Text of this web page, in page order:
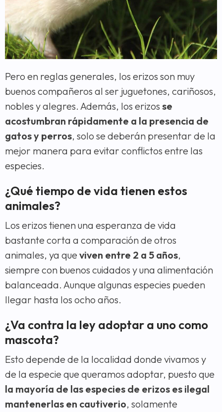
Pero en reglas generales, los erizos son muy
buenos compañeros al ser juguetones, cariñosos,
nobles y alegres. Además, los erizos se
acostumbran rápidamente a la presencia de
gatos y perros, solo se deberán presentar de la
mejor manera para evitar conflictos entre las
especies.
¿Qué tiempo de vida tienen estos
animales?
Los erizos tienen una esperanza de vida
bastante corta a comparación de otros
animales, ya que viven entre 2 a 5 años,
siempre con buenos cuidados y una alimentación
balanceada. Aunque algunas especies pueden
llegar hasta los ocho años.
¿Va contra la ley adoptar a uno como
mascota?
Esto depende de la localidad donde vivamos y
de la especie que queramos adoptar, puesto que
la mayoría de las especies de erizos es ilegal
mantenerlas en cautiverio, solamente